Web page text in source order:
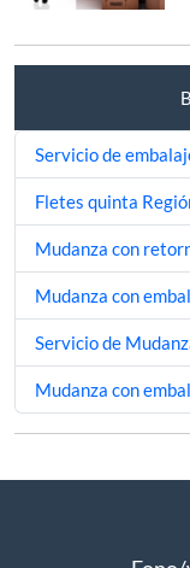
Servicio de
Fletes quinta
Mudanza con
Mudanza con
Servicio de
Mudanza con